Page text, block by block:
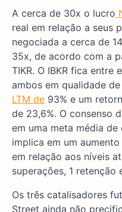
A cerca de 30x o lucro
real em relação a seus
negociada a cerca de
35x, de acordo com a
TIKR. O IBKR fica entre
ambos em qualidade
LTM de 93% e um
de 23,6%. O consenso
em uma meta média
implica em um
em relação aos níveis
superações, 1 retenção
Os três catalisadores
Street ainda não